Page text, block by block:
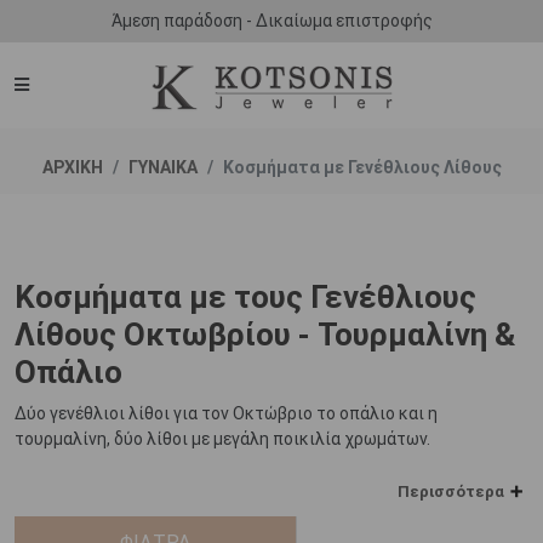
Άμεση παράδοση - Δικαίωμα επιστροφής
ΑΡΧΙΚΗ ΓΥΝΑΙΚΑ Κοσμήματα με Γενέθλιους Λίθους
Κοσμήματα με τους Γενέθλιους
Λίθους Οκτωβρίου - Τουρμαλίνη &
Οπάλιο
Δύο γενέθλιοι λίθοι για τον Οκτώβριο το οπάλιο και η
τουρμαλίνη, δύο λίθοι με μεγάλη ποικιλία χρωμάτων.
Ο μύθος λέει, πως η τουρμαλίνη μες το μακρύ ταξίδι της από το
κέντρο της γης προς την επιφάνεια, συνάντησε το ουράνιο τόξο
Περισσότερα